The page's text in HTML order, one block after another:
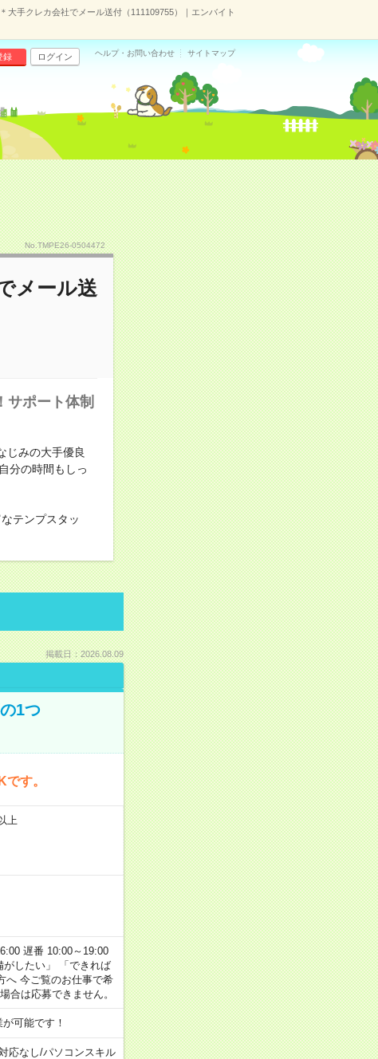
大手クレカ会社でメール送付（111109755）｜エンバイト
録 ログイン ヘルプ・お問い合わせ サイトマップ
No.TMPE26-0504472
メール送
ポート体制
じみの大手優良
分の時間もしっ
テンプスタッ
掲載日：2026.08.09
1つ
す。
上
遅番 10:00～19:00
したい」 「できれば
へ 今ご覧のお仕事で希
合は応募できません。
可能です！
応なし/パソコンスキル